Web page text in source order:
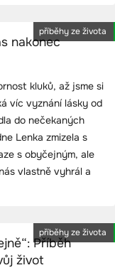
příběhy ze života
nakonec
kluků, až jsme si
víc vyznání lásky od
do nečekaných
Lenka zmizela s
s obyčejným, ale
vlastně vyhrál a
příběhy ze života
Příběh
život